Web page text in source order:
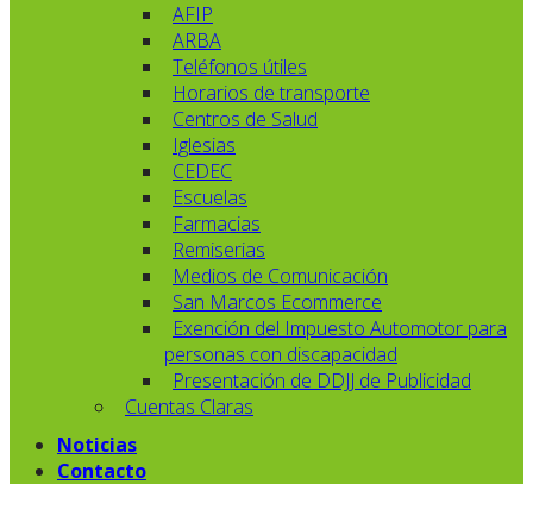
AFIP
ARBA
Teléfonos útiles
Horarios de transporte
Centros de Salud
Iglesias
CEDEC
Escuelas
Farmacias
Remiserias
Medios de Comunicación
San Marcos Ecommerce
Exención del Impuesto Automotor para
personas con discapacidad
Presentación de DDJJ de Publicidad
Cuentas Claras
Noticias
Contacto